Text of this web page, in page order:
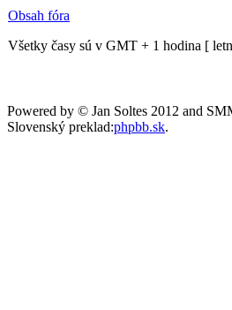
Obsah fóra
Všetky časy sú v GMT + 1 hodina [
Powered by © Jan Soltes 2012 and
Slovenský preklad:phpbb.sk.